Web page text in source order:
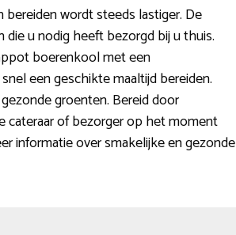
wordt steeds lastiger. De
u nodig heeft bezorgd bij u thuis.
boerenkool met een
een geschikte maaltijd bereiden.
groenten. Bereid door
cateraar of bezorger op het moment
informatie over smakelijke en gezonde